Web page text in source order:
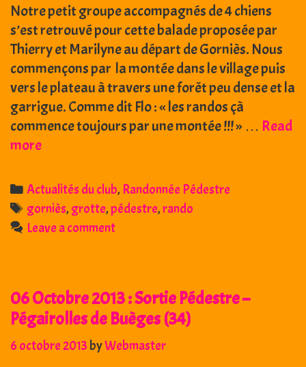
Notre petit groupe accompagnés de 4 chiens
s’est retrouvé pour cette balade proposée par
Thierry et Marilyne au départ de Gorniès. Nous
commençons par la montée dans le village puis
vers le plateau à travers une forêt peu dense et la
garrigue. Comme dit Flo : « les randos çà
commence toujours par une montée !!! » … Read
more16
2014
:
Rando
(34)
Categories
Actualités du club, Randonnée Pédestre
Tags
gorniès, grotte,pédestre,rando
Leave a comment
06 Octobre 2013 : Sortie Pédestre –
Pégairolles de Buèges (34)
6 octobre 2013 byWebmaster